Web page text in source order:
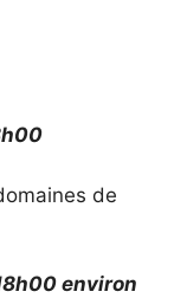
de
environ